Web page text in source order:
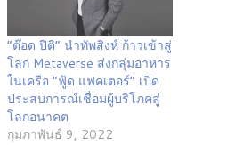
“ต๊อด ปิติ” นำทัพสิงห์ ก้าวเข้าสู่
โลก Metaverse ส่งกลุ่มอาหาร
ในเครือ “ฟู้ด แฟคเตอร์” เปิด
ประสบการณ์เชื่อมผู้บริโภคสู่
โลกอนาคต
กุมภาพันธ์ 9, 2022